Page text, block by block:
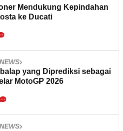
Mendukung Kepindahan
ke Ducati
NEWS
yang Diprediksi sebagai
MotoGP 2026
NEWS